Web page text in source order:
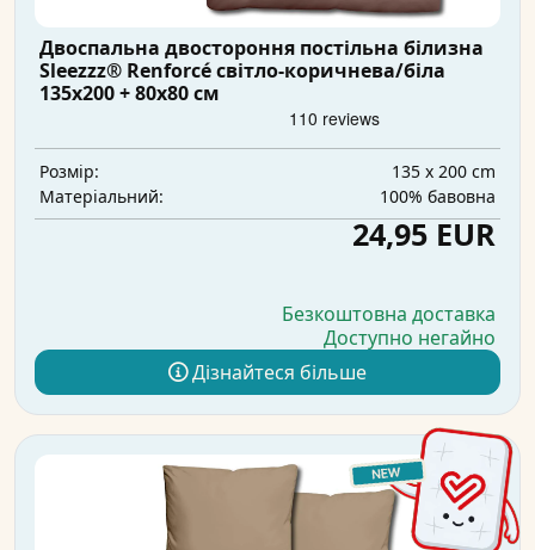
Двоспальна двостороння постільна білизна
Sleezzz® Renforcé світло-коричнева/біла
135x200 + 80x80 см
Розмір:
135 x 200 cm
Матеріальний:
100% бавовна
24,95 EUR
Безкоштовна доставка
Доступно негайно
Дізнайтеся більше